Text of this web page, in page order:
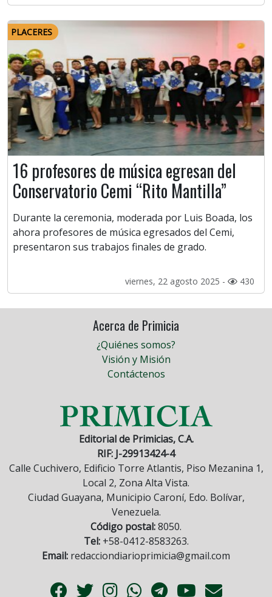
PLACERES
16 profesores de música egresan del
Conservatorio Cemi “Rito Mantilla”
Durante la ceremonia, moderada por Luis Boada, los
ahora profesores de música egresados del Cemi,
presentaron sus trabajos finales de grado.
viernes, 22 agosto 2025 - 430
Acerca de Primicia
¿Quiénes somos?
Visión y Misión
Contáctenos
Editorial de Primicias, C.A.
RIF: J-29913424-4
Calle Cuchivero, Edificio Torre Atlantis, Piso Mezanina 1,
Local 2, Zona Alta Vista.
Ciudad Guayana, Municipio Caroní, Edo. Bolívar,
Venezuela.
Código postal:8050.
Tel:+58-0412-8583263.
Email: redacciondiarioprimicia@gmail.com